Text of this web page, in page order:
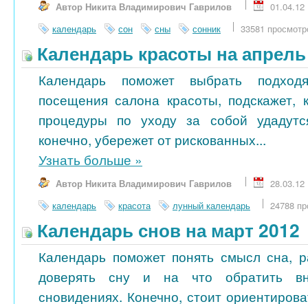
Автор Никита Владимирович Гаврилов
01.04.12
календарь
сон сны сонник 33581
Календарь красоты на
Календарь поможет выбрать
посещения салона красоты, подскажет,
процедуры по уходу за собой
конечно, убережет от рискованных...
Узнать больше »
Автор Никита Владимирович Гаврилов
28.03.12
календарь
красота лунный календарь 24788
Календарь снов на март 2012
Календарь поможет понять смысл сна,
доверять сну и на что обратить
сновидениях. Конечно, стоит